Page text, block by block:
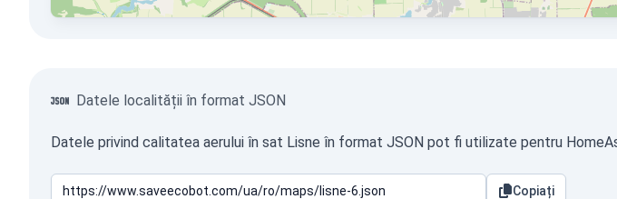
Datele localității în format JSON
Datele privind calitatea aerului în sat Lisne în format JSON pot fi utilizate pentru
Copiați